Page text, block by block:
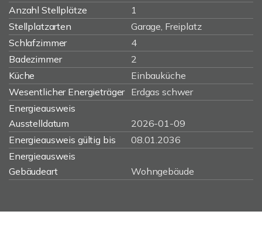
Anzahl Stellplätze
1
Stellplatzarten
Garage, Freiplatz
Schlafzimmer
4
Badezimmer
2
Küche
Einbauküche
Wesentlicher Energieträger Erdgas schwer
Energieausweis
Ausstelldatum
2026-01-09
Energieausweis gültig bis
08.01.2036
Energieausweis
Gebäudeart
Wohngebäude